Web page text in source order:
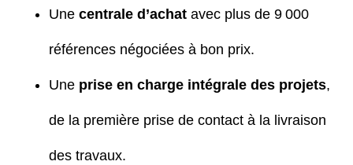
Une centrale d’achat avec plus de 9 000
références négociées à bon prix.
Une prise en charge intégrale des projets,
de la première prise de contact à la livraison
des travaux.